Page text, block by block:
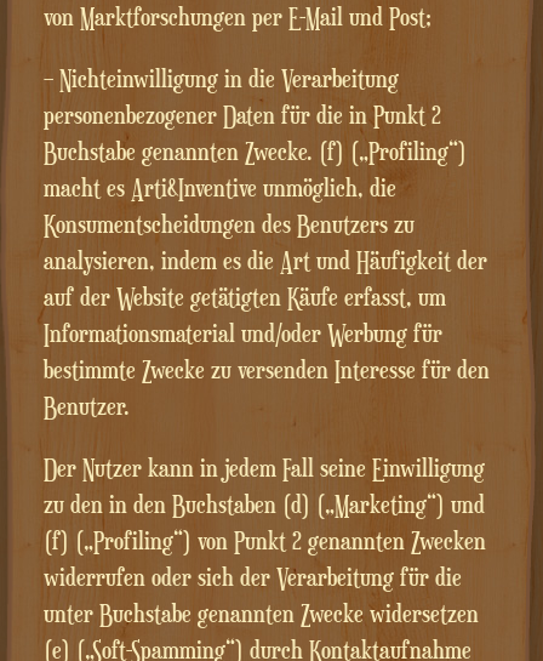
von Marktforschungen per E-Mail und Post;
– Nichteinwilligung in die Verarbeitung
personenbezogener Daten für die in Punkt 2
Buchstabe genannten Zwecke. (f) („Profiling“)
macht es Arti&Inventive unmöglich, die
Konsumentscheidungen des Benutzers zu
analysieren, indem es die Art und Häufigkeit der
auf der Website getätigten Käufe erfasst, um
Informationsmaterial und/oder Werbung für
bestimmte Zwecke zu versenden Interesse für den
Benutzer.
Der Nutzer kann in jedem Fall seine Einwilligung
zu den in den Buchstaben (d) („Marketing“) und
(f) („Profiling“) von Punkt 2 genannten Zwecken
widerrufen oder sich der Verarbeitung für die
unter Buchstabe genannten Zwecke widersetzen
(e) („Soft-Spamming“) durch Kontaktaufnahme